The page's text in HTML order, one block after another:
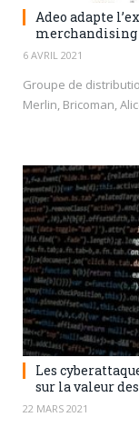
Adeo adapte
merchandising
6 AVRIL 2021
Groupe de
Merlin, Bricoman,
Les
sur la valeur
22 MARS 2021